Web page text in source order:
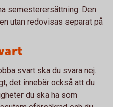
semesterersättning. Den
utan redovisas separat på
svart ska du svara nej.
det innebär också att du
du ska ha som